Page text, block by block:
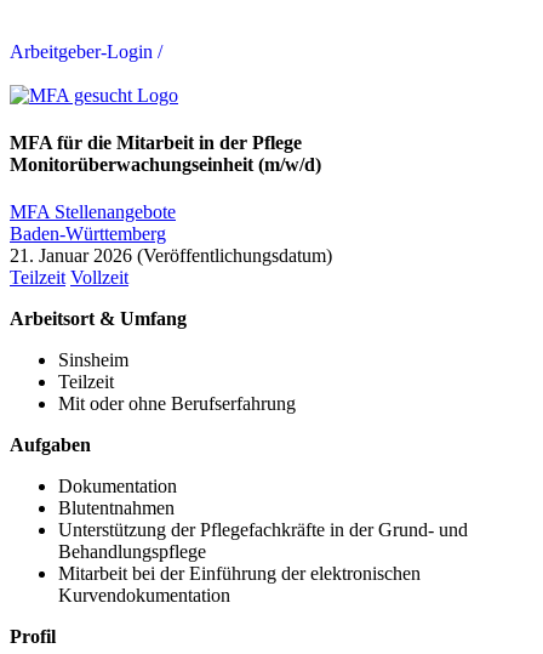
Arbeitgeber-Login /
MFA für die Mitarbeit in der Pflege
Monitorüberwachungseinheit (m/w/d)
MFA Stellenangebote
Baden-Württemberg
21. Januar 2026
Teilzeit Vollzeit
Arbeitsort & Umfang
Sinsheim
Teilzeit
Mit oder ohne Berufserfahrung
Aufgaben
Dokumentation
Blutentnahmen
Unterstützung der Pflegefachkräfte in der Grund- und
Behandlungspflege
Mitarbeit bei der Einführung der elektronischen
Kurvendokumentation
Profil